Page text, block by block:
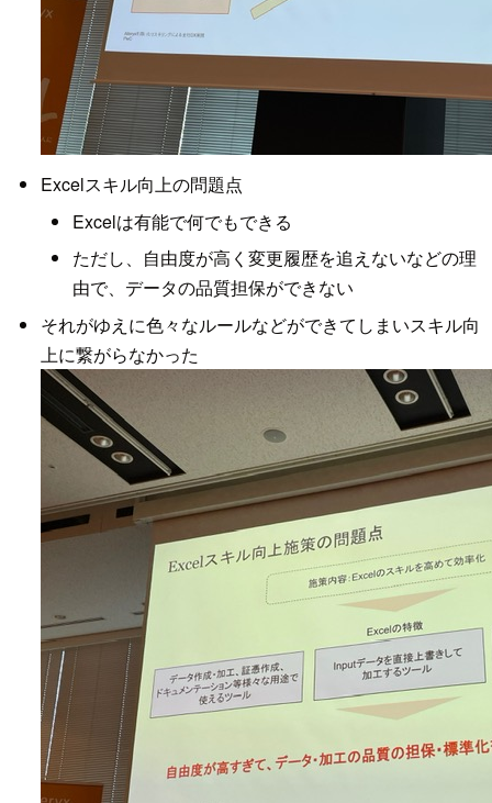
Excelスキル向上の問題点
Excelは有能で何でもできる
ただし、自由度が高く変更履歴を追えないなどの理
由で、データの品質担保ができない
それがゆえに色々なルールなどができてしまいスキル向
上に繋がらなかった